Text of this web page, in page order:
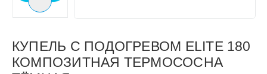
КУПЕЛЬ С ПОДОГРЕВОМ ELITE 180
КОМПОЗИТНАЯ ТЕРМОСОСНА
Следующий слайд